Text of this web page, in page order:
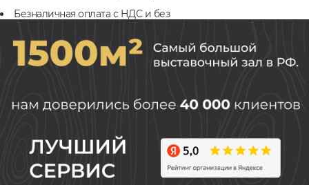
Безналичная оплата с НДС и без